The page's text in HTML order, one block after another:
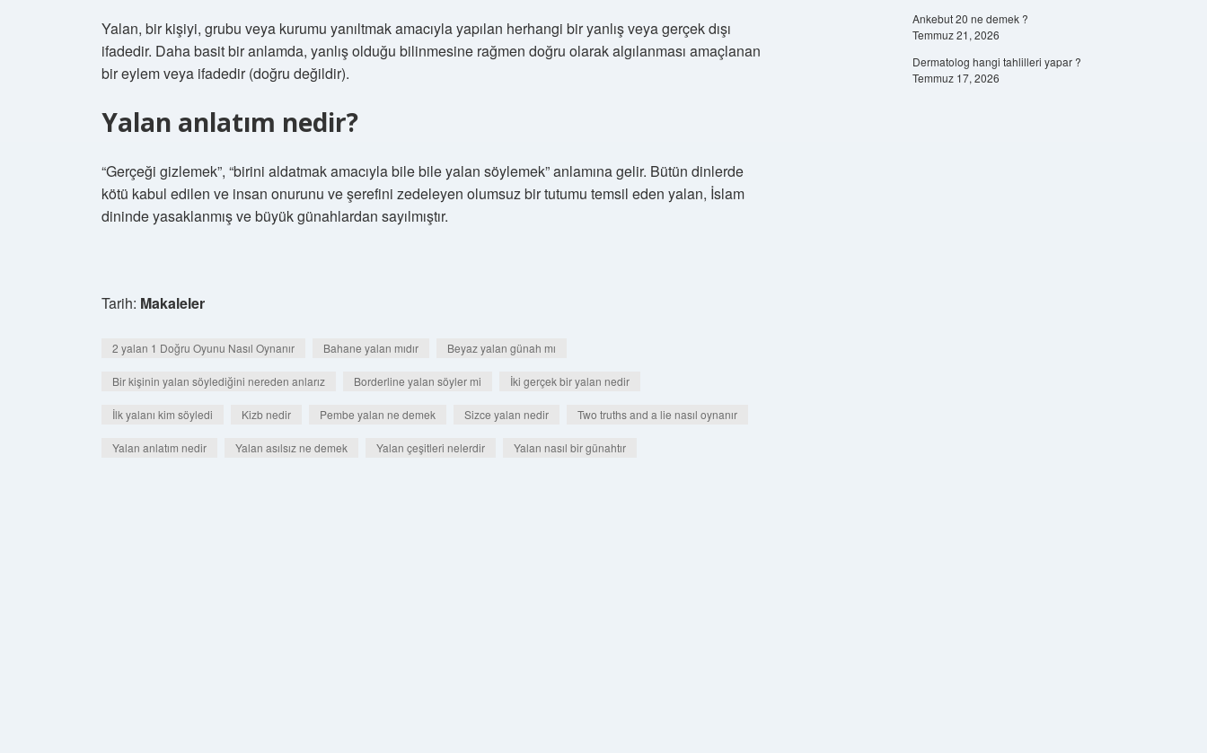
Yalan, bir kişiyi, grubu veya kurumu yanıltmak amacıyla yapılan herhangi bir yanlış veya gerçek dışı
ifadedir. Daha basit bir anlamda, yanlış olduğu bilinmesine rağmen doğru olarak algılanması amaçlanan
bir eylem veya ifadedir (doğru değildir).
Yalan anlatım nedir?
“Gerçeği gizlemek”, “birini aldatmak amacıyla bile bile yalan söylemek” anlamına gelir. Bütün dinlerde
kötü kabul edilen ve insan onurunu ve şerefini zedeleyen olumsuz bir tutumu temsil eden yalan, İslam
dininde yasaklanmış ve büyük günahlardan sayılmıştır.
Tarih: Makaleler
2 yalan 1 Doğru Oyunu Nasıl Oynanır Bahane yalan mıdır Beyaz yalan günah mı
Bir kişinin yalan söylediğini nereden anlarız Borderline yalan söyler mi İki gerçek bir yalan nedir
İlk yalanı kim söyledi Kizb nedir Pembe yalan ne demek Sizce yalan nedir Two truths and a lie nasıl oynanır
Yalan anlatım nedir Yalan asılsız ne demek Yalan çeşitleri nelerdir Yalan nasıl bir günahtır
Ankebut 20 ne demek ?
Temmuz 21, 2026
Dermatolog hangi tahlilleri yapar ?
Temmuz 17, 2026